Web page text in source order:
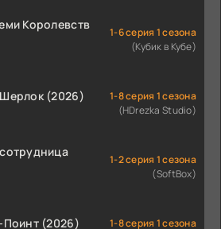
Королевств
1-6 серия 1 сезона
(Кубик в Кубе)
(2026)
1-8 серия 1 сезона
(HDrezka Studio)
1-2 серия 1 сезона
(SoftBox)
Поинт (2026)
1-8 серия 1 сезона